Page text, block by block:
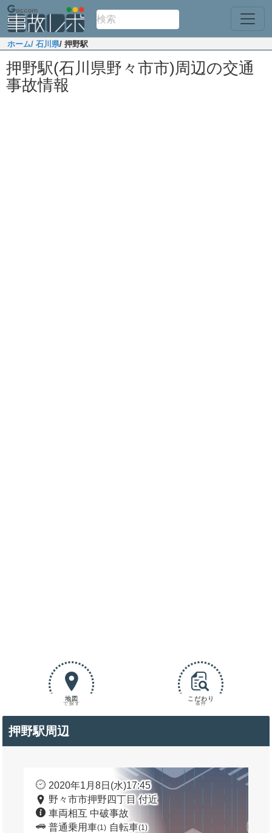
ホーム/ 石川県/ 押野駅
押野駅(石川県野々市市)周辺の交通
事故情報
地図
で探す
こだわり
条件
押野駅周辺
2020年1月8日(水)17:45
野々市市押野四丁目 付近
車両相互 中破事故
普通乗用車(1) 自転車(1)